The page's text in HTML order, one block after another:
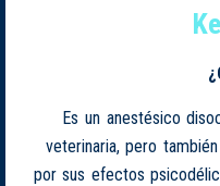
Es un anestésico
veterinaria, pero
por sus efectos